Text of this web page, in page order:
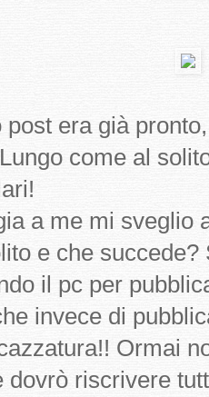
era già pronto,
come al
a me mi sveglio
e che
il pc per
invece di
Ormai
dovrò riscrivere